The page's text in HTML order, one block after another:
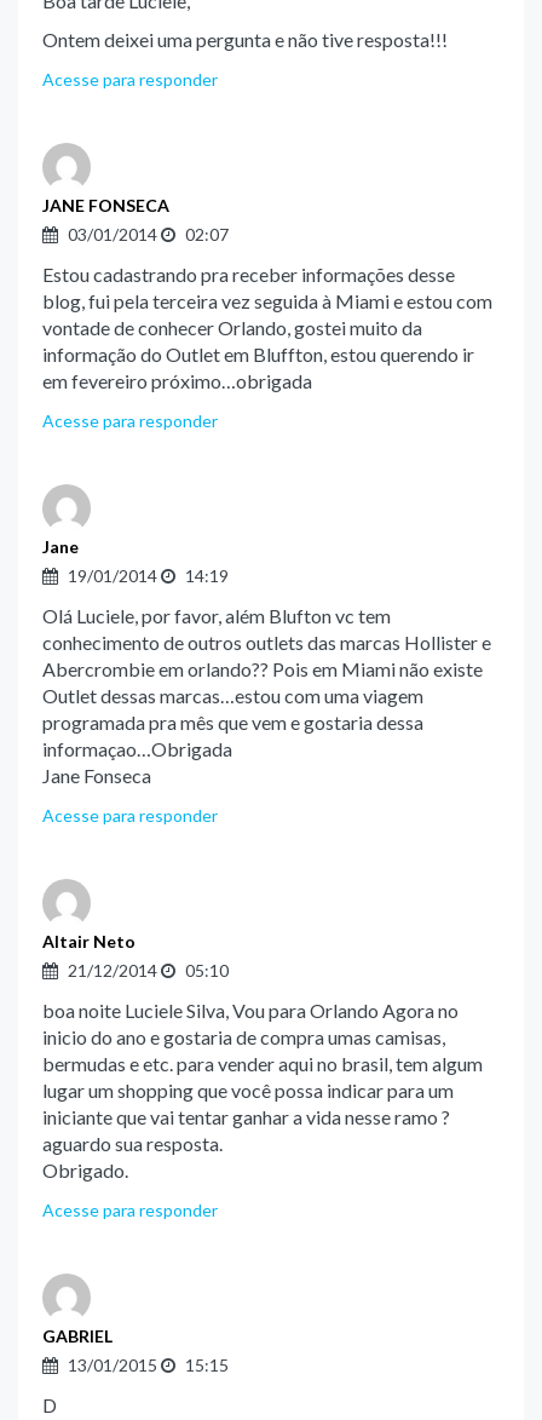
Ontem deixei uma pergunta e não tive resposta!!!
Acesse para responder
JANE FONSECA
03/01/2014
02:07
Estou cadastrando pra receber informações desse
blog, fui pela terceira vez seguida à Miami e estou com
vontade de conhecer Orlando, gostei muito da
informação do Outlet em Bluffton, estou querendo ir
em fevereiro próximo…obrigada
Acesse para responder
Jane
19/01/2014
14:19
Olá Luciele, por favor, além Blufton vc tem
conhecimento de outros outlets das marcas Hollister e
Abercrombie em orlando?? Pois em Miami não existe
Outlet dessas marcas…estou com uma viagem
programada pra mês que vem e gostaria dessa
informaçao…Obrigada
Jane Fonseca
Acesse para responder
Altair Neto
21/12/2014
05:10
boa noite Luciele Silva, Vou para Orlando Agora no
inicio do ano e gostaria de compra umas camisas,
bermudas e etc. para vender aqui no brasil, tem algum
lugar um shopping que você possa indicar para um
iniciante que vai tentar ganhar a vida nesse ramo ?
aguardo sua resposta.
Obrigado.
Acesse para responder
GABRIEL
13/01/2015
15:15
D